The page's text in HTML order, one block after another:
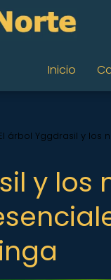
Inicio
árbol Yggdrasil y los
y los